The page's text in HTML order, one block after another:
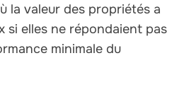
la valeur des propriétés a
si elles ne répondaient pas
minimale du